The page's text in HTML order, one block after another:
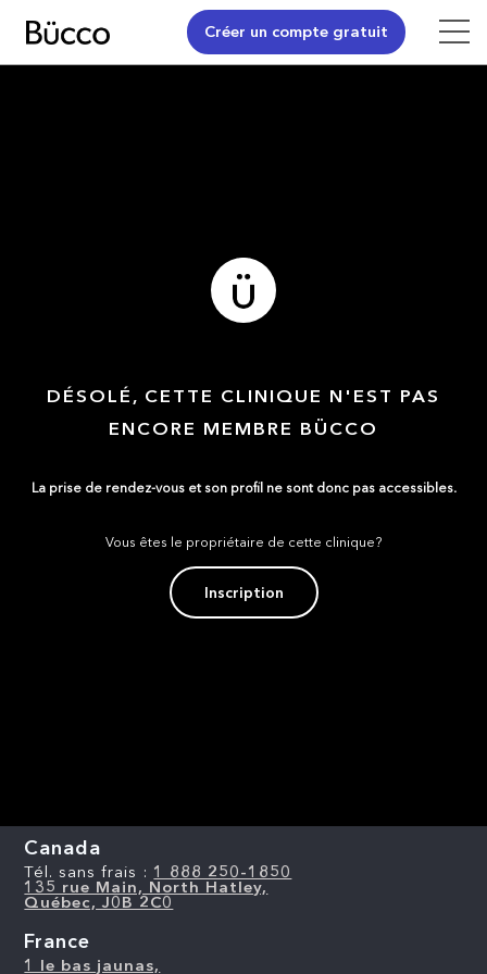
Créer un compte gratuit
DÉSOLÉ, CETTE CLINIQUE N'EST PAS
ENCORE MEMBRE BÜCCO
La prise de rendez-vous et son profil ne sont donc pas accessibles.
Vous êtes le propriétaire de cette clinique?
Inscription
Canada
Tél. sans frais : 1 888 250-1850
135 rue Main, North Hatley,
Québec, J0B 2C0
France
1 le bas jaunas,